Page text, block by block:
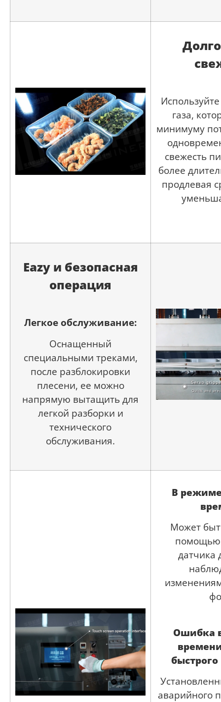
газа,
минимуму
свежесть
более
продлевая
Eazy и безопасная
операция
Легкое обслуживание:
Оснащенный
специальными треками,
после разблокировки
плесени, ее можно
напрямую вытащить для
легкой разборки и
технического
обслуживания.
В
Может
помощью
датчика
Ошибка
аварийного